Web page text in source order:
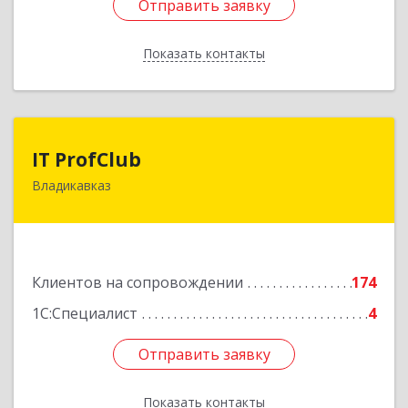
Отправить заявку
Показать контакты
Отправить заявку
Назад
IT ProfClub
Владикавказ
Клиентов на сопровождении
174
1С:Специалист
4
Отправить заявку
Показать контакты
362045, Северная Осетия - Алания Респ,
Подробнее
Отправить заявку
Назад